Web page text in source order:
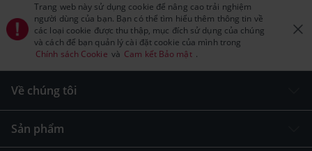
Trang web này sử dụng cookie để nâng cao trải nghiệm
người dùng của bạn. Bạn có thể tìm hiểu thêm thông tin về
các loại cookie được thu thập, mục đích sử dụng của chúng
và cách để bạn quản lý cài đặt cookie của mình trong
Chính sách Cookie và Cam kết Bảo mật .
Về chúng tôi
Sản phẩm